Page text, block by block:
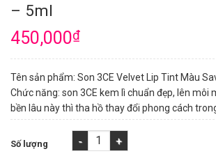
– 5ml
450,000₫
Tên sản phẩm: Son 3CE Velvet Lip Tint Màu
Chức năng: son 3CE kem lì chuẩn đẹp, lên môi
bền lâu này thì tha hồ thay đổi phong cách
Son Kem Mac Fashion Legacy Màu Cam –